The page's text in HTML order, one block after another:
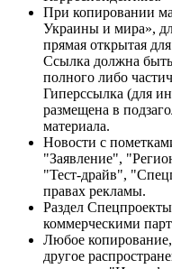
При копировании
Украины и мира»,
прямая открытая
Ссылка должна
полного либо
Гиперссылка (для
размещена в
материала.
Новости с
"Заявление",
"Тест-драйв",
правах рекламы.
Раздел Спецпроекты
коммерческими
Любое
другое